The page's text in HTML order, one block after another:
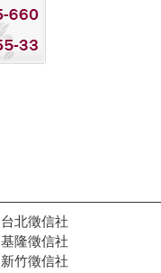
台北徵信社
基隆徵信社
新竹徵信社